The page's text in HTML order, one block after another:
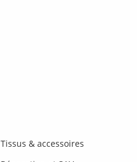
Tissus & accessoires